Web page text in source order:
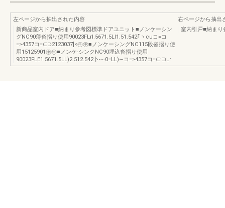
左ページから抽出された内容
新商品室内ドア■納まり参考図標準ドアユニット■ノンケーシン
グNC90薄沓摺り使用90023FLrl.5671.5Ll1.51.542｢ヽcuコ=コ
=>4357コ=⊂⊃2123037]<㊥㊥■ノンケーシングNC115段沓摺り使
用15125901㊥㊥■ノンケ-シンクNC90埋込沓摺り使用
90023FLE1.5671.5LL)2.512.542卜-∼0=LL)∼コ=>4357コ=⊂:⊃Lr
右ページから抽出
室内引戸■納まり